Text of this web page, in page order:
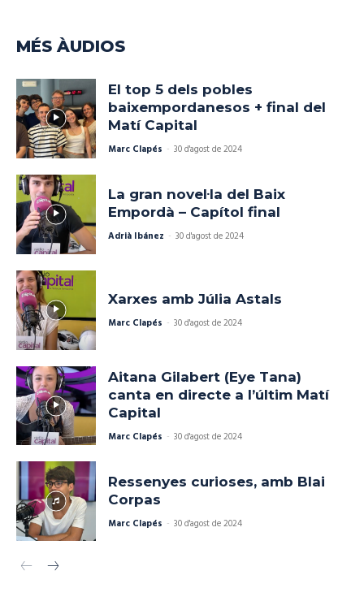
MÉS ÀUDIOS
El top 5 dels pobles
baixempordanesos + final del
Matí Capital
Marc Clapés - 30 d'agost de 2024
La gran novel·la del Baix
Empordà – Capítol final
Adrià Ibánez - 30 d'agost de 2024
Xarxes amb Júlia Astals
Marc Clapés - 30 d'agost de 2024
Aitana Gilabert (Eye Tana)
canta en directe a l’últim Matí
Capital
Marc Clapés - 30 d'agost de 2024
Ressenyes curioses, amb Blai
Corpas
Marc Clapés - 30 d'agost de 2024